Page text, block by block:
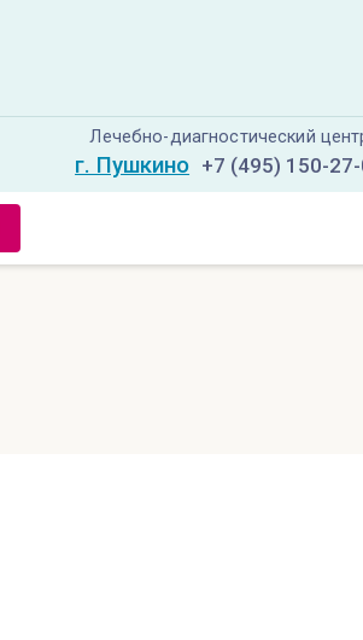
Лечебно-диагностический
г. Пушкино +7 (495) 150-